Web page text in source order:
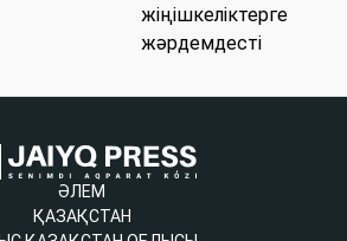
жіңішкеліктерге
жәрдемдесті
ӘЛЕМ
ҚАЗАҚСТАН